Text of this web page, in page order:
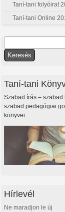
Taní-tani folyóirat
Taní-tani Online
Keresés űrlap
Taní-tani
Szabad írás – szabad
szabad pedagógiai
könyvei.
Hírlevél
Ne maradjon le új